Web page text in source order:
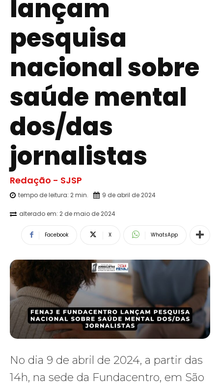
lançam
pesquisa
nacional sobre
saúde mental
dos/das
jornalistas
Redação - SJSP
tempo de leitura: 2min. 9 de abril de 2024
alterado em: 2 de maio de 2024
Facebook X WhatsApp
No dia 9 de abril de 2024, a partir das
14h, na sede da Fundacentro, em São